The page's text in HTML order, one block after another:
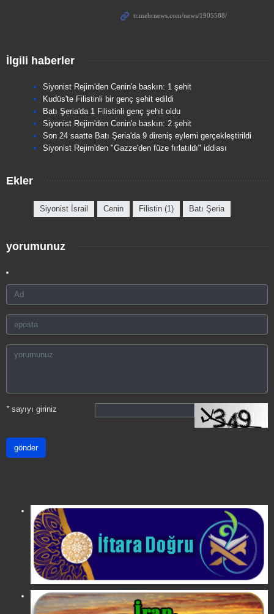
İlgili haberler
Siyonist Rejim'den Cenin'e baskın: 1 şehit
Kudüs'te Filistinli bir genç şehit edildi
Batı Şeria'da 1 Filistinli genç şehit oldu
Siyonist Rejim'den Cenin'e baskın: 2 şehit
Son 24 saatte Batı Şeria'da 9 direniş eylemi gerçekleştirildi
Siyonist Rejim'den "Gazze'den füze fırlatıldı" iddiası
Ekler
Siyonist İsrail Cenin Filistin (1) Batı Şeria
yorumunuz
*sayıyı giriniz
gönder